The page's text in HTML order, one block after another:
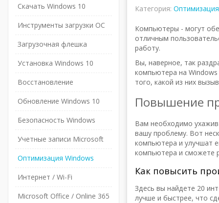
Категория:
Компьютеры - могут
отличным
работу.
Вы, наверное, так
компьютера на
того, какой из них
Повышение
Вам необходимо
вашу проблему. Вот
компьютера и улучшат
компьютера и сможете
Как повысить
Здесь вы найдете 20
лучше и быстрее, что
Скачать Windows 10
Инструменты загрузки ОС
Загрузочная флешка
Установка Windows 10
Восстановление
Обновление Windows 10
Безопасность Windows
Учетные записи Microsoft
Оптимизация Windows
Интернет / Wi-Fi
Microsoft Office / Online 365